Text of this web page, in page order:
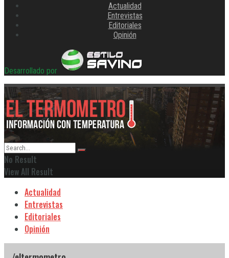
Actualidad
Entrevistas
Editoriales
Opinión
Desarrollado por
No Result
View All Result
Actualidad
Entrevistas
Editoriales
Opinión